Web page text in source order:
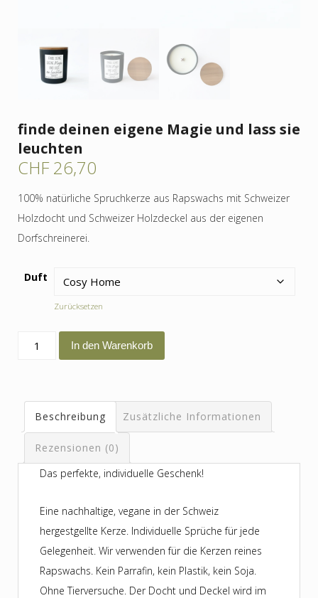
finde deinen eigene Magie und lass sie
leuchten
CHF26,70
100% natürliche Spruchkerze aus Rapswachs mit Schweizer
Holzdocht und Schweizer Holzdeckel aus der eigenen
Dorfschreinerei.
Duft
Zurücksetzen
finde
Magie
und
sie
leuchten
In den Warenkorb
Beschreibung Zusätzliche Informationen
Rezensionen (0)
Das perfekte, individuelle Geschenk!
Eine nachhaltige, vegane in der Schweiz
hergestgellte Kerze. Individuelle Sprüche für jede
Gelegenheit. Wir verwenden für die Kerzen reines
Rapswachs. Kein Parrafin, kein Plastik, kein Soja.
Ohne Tierversuche. Der Docht und Deckel wird im